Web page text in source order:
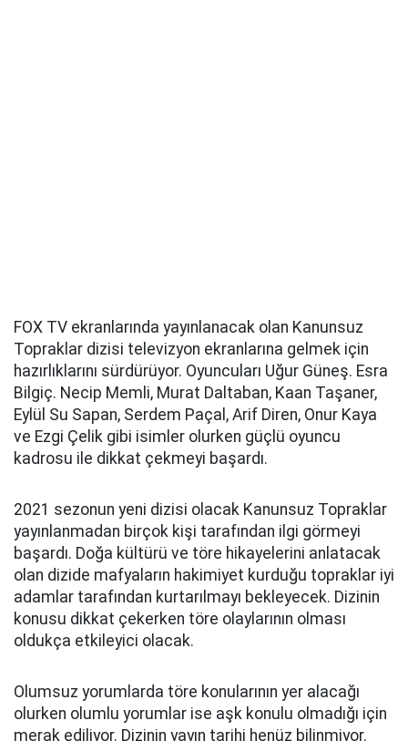
FOX TV ekranlarında yayınlanacak olan Kanunsuz
Topraklar dizisi televizyon ekranlarına gelmek için
hazırlıklarını sürdürüyor. Oyuncuları Uğur Güneş. Esra
Bilgiç. Necip Memli, Murat Daltaban, Kaan Taşaner,
Eylül Su Sapan, Serdem Paçal, Arif Diren, Onur Kaya
ve Ezgi Çelik gibi isimler olurken güçlü oyuncu
kadrosu ile dikkat çekmeyi başardı.
2021 sezonun yeni dizisi olacak Kanunsuz Topraklar
yayınlanmadan birçok kişi tarafından ilgi görmeyi
başardı. Doğa kültürü ve töre hikayelerini anlatacak
olan dizide mafyaların hakimiyet kurduğu topraklar iyi
adamlar tarafından kurtarılmayı bekleyecek. Dizinin
konusu dikkat çekerken töre olaylarının olması
oldukça etkileyici olacak.
Olumsuz yorumlarda töre konularının yer alacağı
olurken olumlu yorumlar ise aşk konulu olmadığı için
merak ediliyor. Dizinin yayın tarihi henüz bilinmiyor.